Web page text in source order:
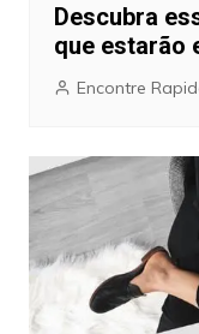
Descubra
que estarão
Encontre